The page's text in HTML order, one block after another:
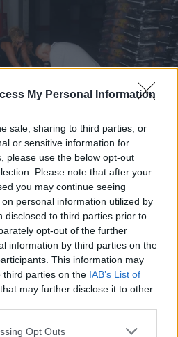
My Personal Information
sale, sharing to third parties, or
or sensitive information for
please use the below opt-out
Please note that after your
you may continue seeing
personal information utilized by
disclosed to third parties prior to
opt-out of the further
information by third parties on the
This information may
third parties on the IAB’s List of
that may further disclose it to other
app uses one or more Google
Opt Outs
από τον Δήμο Πατρέων